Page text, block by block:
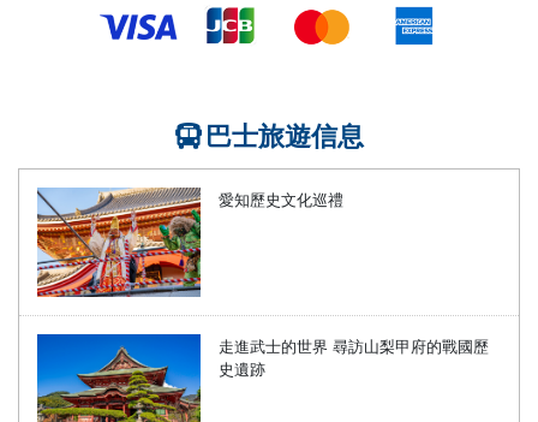
巴士旅遊信息
愛知歷史文化巡禮
走進武士的世界 尋訪山梨甲府的戰國歷
史遺跡